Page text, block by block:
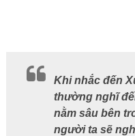
Khi nhắc đến
thường nghĩ
nằm sâu bên
người ta sẽ